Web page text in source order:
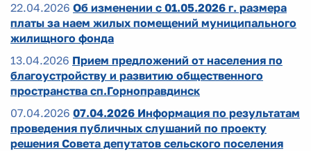
22.04.2026 Об изменении с 01.05.2026 г. размера
платы за наем жилых помещений муниципального
жилищного фонда
13.04.2026 Прием предложений от населения по
благоустройству и развитию общественного
пространства сп.Горноправдинск
07.04.2026 07.04.2026 Информация по результатам
проведения публичных слушаний по проекту
решения Совета депутатов сельского поселения